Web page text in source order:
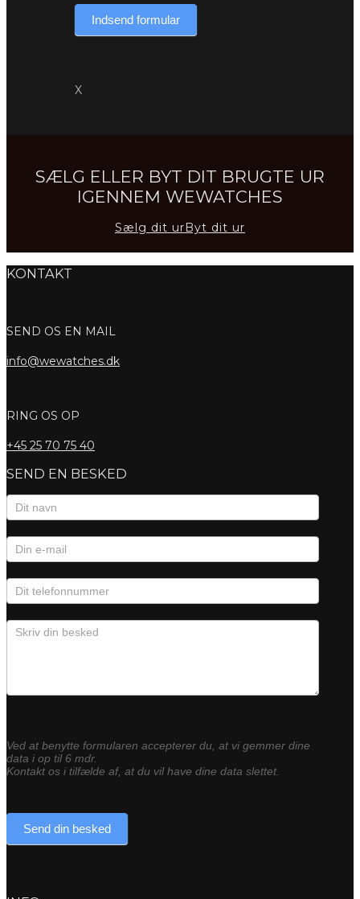
Indsend formular
X
SÆLG ELLER BYT DIT BRUGTE UR
IGENNEM WEWATCHES
Sælg dit urByt dit ur
KONTAKT
SEND OS EN MAIL
info@wewatches.dk
RING OS OP
+45 25 70 75 40
SEND EN BESKED
Kontaktformular
Ved at benytte formularen accepterer du, at vi gemmer dine
data i op til 6 mdr.
Kontakt os i tilfælde af, at du vil have dine data slettet.
Send din besked